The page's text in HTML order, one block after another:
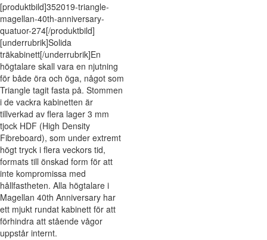
[produktbild]352019-triangle-
magellan-40th-anniversary-
quatuor-274[/produktbild]
[underrubrik]Solida
träkabinett[/underrubrik]En
högtalare skall vara en njutning
för både öra och öga, något som
Triangle tagit fasta på. Stommen
i de vackra kabinetten är
tillverkad av flera lager 3 mm
tjock HDF (High Density
Fibreboard), som under extremt
högt tryck i flera veckors tid,
formats till önskad form för att
inte kompromissa med
hållfastheten. Alla högtalare i
Magellan 40th Anniversary har
ett mjukt rundat kabinett för att
förhindra att stående vågor
uppstår internt.